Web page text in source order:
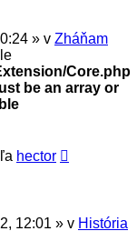
» v Zháňam
Core.php
be an array or
hector
12:01 » v História